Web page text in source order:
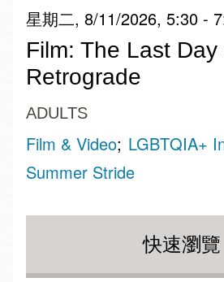
星期二, 8/11/2026, 5:30 -
Film: The Last Day
Retrograde
ADULTS
Film & Video LGBTQIA+
Summer Stride
快速瀏覽